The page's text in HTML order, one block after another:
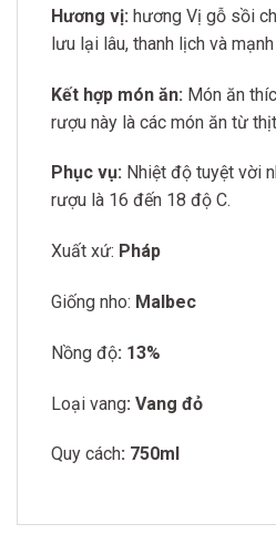
Hương vị: hương Vị gỗ sồi
lưu lại lâu, thanh lịch và
Kết hợp món ăn: Món ăn
rượu này là các món ăn từ
Phục vụ: Nhiệt độ tuyệt vời
rượu là 16 đến 18 độ C.
Xuất xứ: Pháp
Giống nho: Malbec
Nồng độ: 13%
Loại vang: Vang đỏ
Quy cách: 750ml